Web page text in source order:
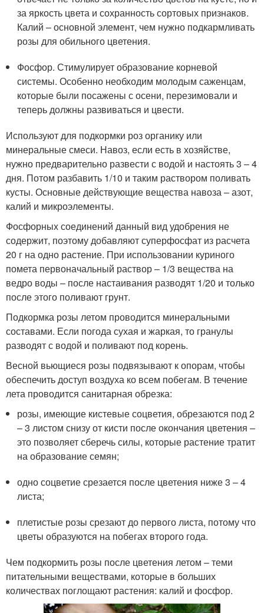
за яркость цвета и сохранность сортовых признаков.
Калий – основной элемент, чем нужно подкармливать
розы для обильного цветения.
Фосфор. Стимулирует образование корневой
системы. Особенно необходим молодым саженцам,
которые были посажены с осени, перезимовали и
теперь должны развиваться и цвести.
Используют для подкормки роз органику или
минеральные смеси. Навоз, если есть в хозяйстве,
нужно предварительно развести с водой и настоять 3 – 4
дня. Потом разбавить 1/10 и таким раствором поливать
кусты. Основные действующие вещества навоза – азот,
калий и микроэлементы.
Фосфорных соединений данный вид удобрения не
содержит, поэтому добавляют суперфосфат из расчета
20 г на одно растение. При использовании куриного
помета первоначальный раствор – 1/3 вещества на
ведро воды – после настаивания разводят 1/20 и только
после этого поливают грунт.
Подкормка розы летом проводится минеральными
составами. Если погода сухая и жаркая, то гранулы
разводят с водой и поливают под корень.
Весной вьющиеся розы подвязывают к опорам, чтобы
обеспечить доступ воздуха ко всем побегам. В течение
лета проводится санитарная обрезка:
розы, имеющие кистевые соцветия, обрезаются под 2
– 3 листом снизу от кисти после окончания цветения –
это позволяет сберечь силы, которые растение тратит
на образование семян;
одно соцветие срезается после цветения ниже 3 – 4
листа;
плетистые розы срезают до первого листа, потому что
цветы образуются на побегах второго года.
Чем подкормить розы после цветения летом – теми
питательными веществами, которые в больших
количествах поглощают растения: калий и фосфор.